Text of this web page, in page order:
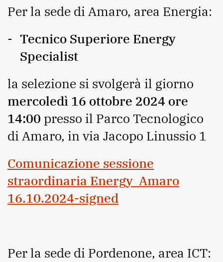
Per la sede di Amaro, area Energia:
Tecnico Superiore Energy
Specialist
la selezione si svolgerà il giorno
mercoledì 16 ottobre 2024 ore
14:00 presso il Parco Tecnologico
di Amaro, in via Jacopo Linussio 1
Comunicazione sessione
straordinaria Energy_Amaro
16.10.2024-signed
Per la sede di Pordenone, area ICT: